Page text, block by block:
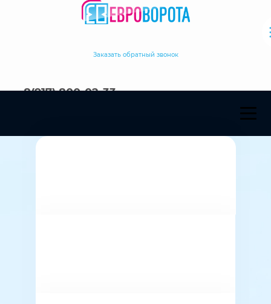
Заказать обратный звонок
8(917) 800-02-33